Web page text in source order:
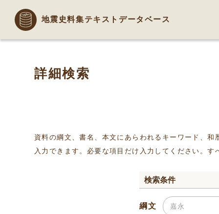
地震史料集テキストデータベース
詳細検索
資料の綱文、書名、本文にあらわれるキーワード、
入力できます。必要な項目だけ入力してください。
検索条件
綱文